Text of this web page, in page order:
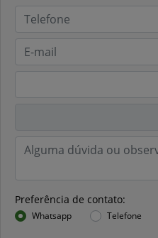
Preferência de contato:
Whatsapp Telefone